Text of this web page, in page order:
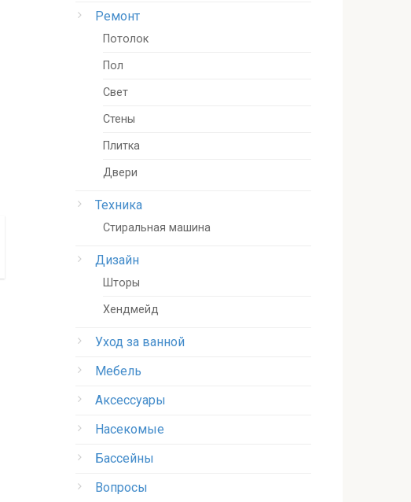
Ремонт
Потолок
Пол
Свет
Стены
Плитка
Двери
Техника
Стиральная машина
Дизайн
Шторы
Хендмейд
Уход за ванной
Мебель
Аксессуары
Насекомые
Бассейны
Вопросы